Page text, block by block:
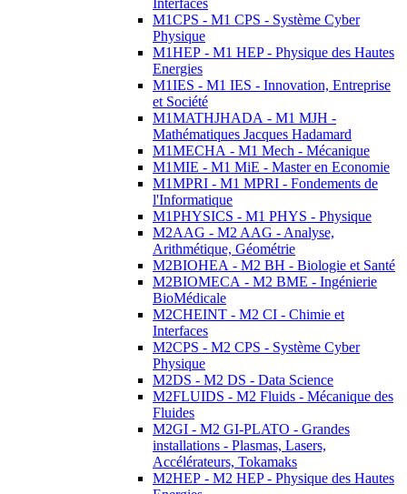
Interfaces
M1CPS - M1 CPS - Système Cyber
Physique
M1HEP - M1 HEP - Physique des Hautes
Energies
M1IES - M1 IES - Innovation, Entreprise
et Société
M1MATHJHADA - M1 MJH -
Mathématiques Jacques Hadamard
M1MECHA - M1 Mech - Mécanique
M1MIE - M1 MiE - Master en Economie
M1MPRI - M1 MPRI - Fondements de
l'Informatique
M1PHYSICS - M1 PHYS - Physique
M2AAG - M2 AAG - Analyse,
Arithmétique, Géométrie
M2BIOHEA - M2 BH - Biologie et Santé
M2BIOMECA - M2 BME - Ingénierie
BioMédicale
M2CHEINT - M2 CI - Chimie et
Interfaces
M2CPS - M2 CPS - Système Cyber
Physique
M2DS - M2 DS - Data Science
M2FLUIDS - M2 Fluids - Mécanique des
Fluides
M2GI - M2 GI-PLATO - Grandes
installations - Plasmas, Lasers,
Accélérateurs, Tokamaks
M2HEP - M2 HEP - Physique des Hautes